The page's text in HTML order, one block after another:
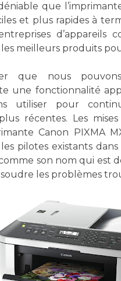
que
et plus rapides à
d’appareils
meilleurs produits
que nous
une fonctionnalité
utiliser pour
récentes. Les
Canon PIXMA
pilotes existants
son nom qui est
les problèmes